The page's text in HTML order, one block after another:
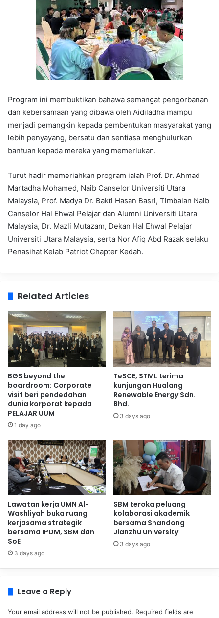
Program ini membuktikan bahawa semangat pengorbanan
dan kebersamaan yang dibawa oleh Aidiladha mampu
menjadi pemangkin kepada pembentukan masyarakat yang
lebih penyayang, bersatu dan sentiasa menghulurkan
bantuan kepada mereka yang memerlukan.
Turut hadir memeriahkan program ialah Prof. Dr. Ahmad
Martadha Mohamed, Naib Canselor Universiti Utara
Malaysia, Prof. Madya Dr. Bakti Hasan Basri, Timbalan Naib
Canselor Hal Ehwal Pelajar dan Alumni Universiti Utara
Malaysia, Dr. Mazli Mutazam, Dekan Hal Ehwal Pelajar
Universiti Utara Malaysia, serta Nor Afiq Abd Razak selaku
Penasihat Kelab Patriot Chapter Kedah.
Related Articles
BGS beyond the
boardroom: Corporate
visit beri pendedahan
dunia korporat kepada
PELAJAR UUM
1 day ago
TeSCE, STML terima
kunjungan Hualang
Renewable Energy Sdn.
Bhd.
3 days ago
Lawatan kerja UMN Al-
Washliyah buka ruang
kerjasama strategik
bersama IPDM, SBM dan
SoE
3 days ago
SBM teroka peluang
kolaborasi akademik
bersama Shandong
Jianzhu University
3 days ago
Leave a Reply
Your email address will not be published. Required fields are